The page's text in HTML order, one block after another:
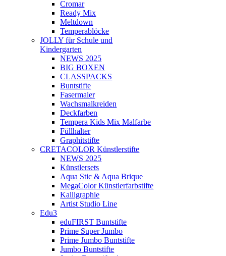
Cromar
Ready Mix
Meltdown
Temperablöcke
JOLLY für Schule und
Kindergarten
NEWS 2025
BIG BOXEN
CLASSPACKS
Buntstifte
Fasermaler
Wachsmalkreiden
Deckfarben
Tempera Kids Mix Malfarbe
Füllhalter
Graphitstifte
CRETACOLOR Künstlerstifte
NEWS 2025
Künstlersets
Aqua Stic & Aqua Brique
MegaColor Künstlerfarbstifte
Kalligraphie
Artist Studio Line
Edu3
eduFIRST Buntstifte
Prime Super Jumbo
Prime Jumbo Buntstifte
Jumbo Buntstifte